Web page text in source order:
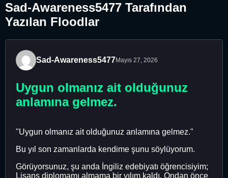
Sad-Awareness5477 Tarafından
Yazılan Floodlar
Sad-Awareness5477Mayıs 27, 2026
Uygun olmanız ait olduğunuz
anlamına gelmez.
"Uygun olmanız ait olduğunuz anlamına gelmez."
Bu yıl son zamanlarda kendime şunu söylüyorum.
Görüyorsunuz, şu anda İngiliz edebiyatı öğrencisiyim;
Lisans diplomamı almama bir yılım kaldı. Ondan önce